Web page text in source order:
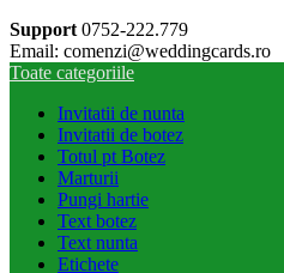
Support 0752-222.779
Email: comenzi@weddingcards.ro
Toate categoriile
Invitatii de nunta
Invitatii de botez
Totul pt Botez
Marturii
Pungi hartie
Text botez
Text nunta
Etichete